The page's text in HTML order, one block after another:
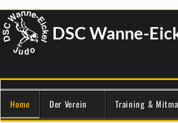
DSC Wanne-
Home Der Verein Training &